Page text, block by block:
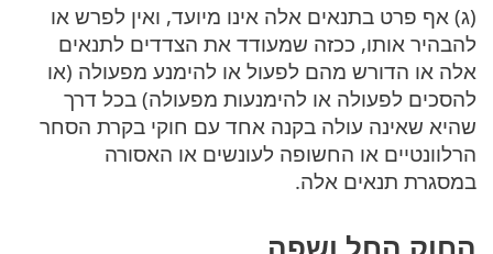
(ג) אף פרט בתנאים אלה אינו מיועד, ואין לפרש או
להבהיר אותו, ככזה שמעודד את הצדדים לתנאים
אלה או הדורש מהם לפעול או להימנע מפעולה (או
להסכים לפעולה או להימנעות מפעולה) בכל דרך
שהיא שאינה עולה בקנה אחד עם חוקי בקרת הסחר
הרלוונטיים או החשופה לעונשים או האסורה
במסגרת תנאים אלה.